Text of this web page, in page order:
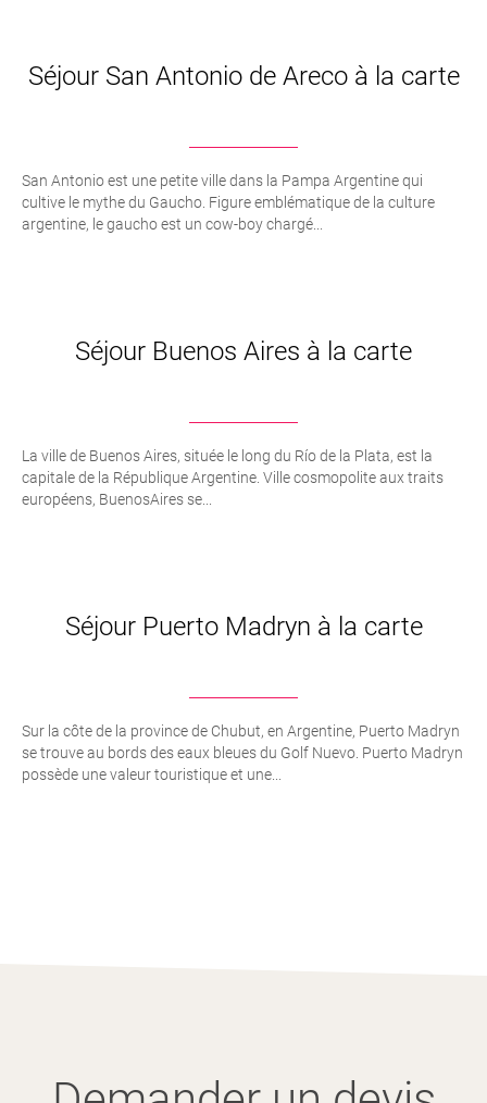
Séjour San Antonio de Areco à la carte
San Antonio est une petite ville dans la Pampa Argentine qui
cultive le mythe du Gaucho. Figure emblématique de la culture
argentine, le gaucho est un cow-boy chargé...
Séjour Buenos Aires à la carte
La ville de Buenos Aires, située le long du Río de la Plata, est la
capitale de la République Argentine. Ville cosmopolite aux traits
européens, BuenosAires se...
Séjour Puerto Madryn à la carte
Sur la côte de la province de Chubut, en Argentine, Puerto Madryn
se trouve au bords des eaux bleues du Golf Nuevo. Puerto Madryn
possède une valeur touristique et une...